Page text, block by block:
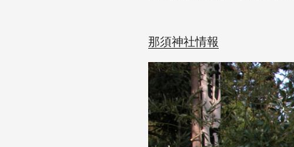
那須神社情報